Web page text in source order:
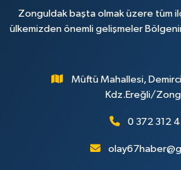
Zonguldak başta olmak üzere tüm
ülkemizden önemli gelişmeler
Müftü Mahallesi,
Kdz.Ereğli/
0 372 312